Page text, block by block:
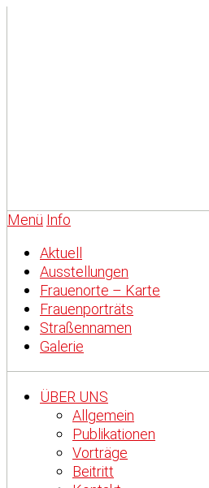
Menü Info
Aktuell
Ausstellungen
Frauenorte – Karte
Frauenporträts
Straßennamen
Galerie
ÜBER UNS
Allgemein
Publikationen
Vorträge
Beitritt